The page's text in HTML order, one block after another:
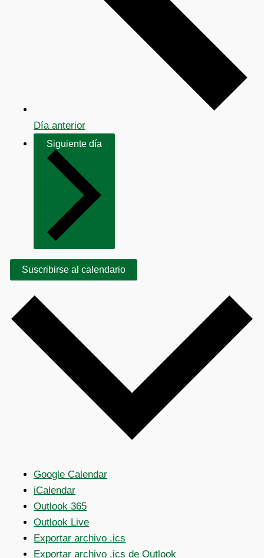
Día anterior
Siguiente día
Suscribirse al calendario
Google Calendar
iCalendar
Outlook 365
Outlook Live
Exportar archivo .ics
Exportar archivo .ics de Outlook